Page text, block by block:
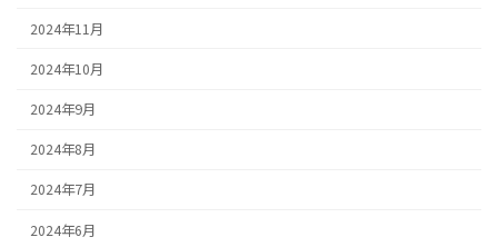
2024年11月
2024年10月
2024年9月
2024年8月
2024年7月
2024年6月